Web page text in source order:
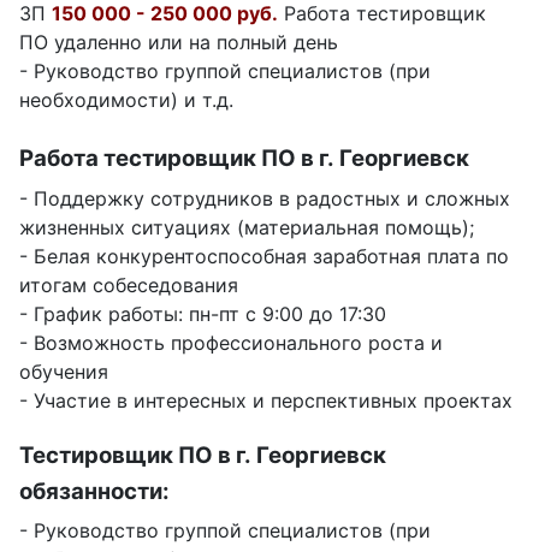
ЗП 150 000 - 250 000 руб. Работа тестировщик
ПО удаленно или на полный день
- Руководство группой специалистов (при
необходимости) и т.д.
Работа тестировщик ПО в г. Георгиевск
- Поддержку сотрудников в радостных и сложных
жизненных ситуациях (материальная помощь);
- Белая конкурентоспособная заработная плата по
итогам собеседования
- График работы: пн-пт с 9:00 до 17:30
- Возможность профессионального роста и
обучения
- Участие в интересных и перспективных проектах
Тестировщик ПО в г. Георгиевск
обязанности:
- Руководство группой специалистов (при